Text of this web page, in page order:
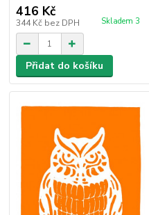
416 Kč
344 Kč bez DPH Skladem 3
Přidat do košíku